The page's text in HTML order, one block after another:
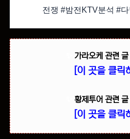
전쟁 #밤전KTV분석 #
가라오케 관련 글
[이 곳을 클릭
황제투어 관련 글
[이 곳을 클릭